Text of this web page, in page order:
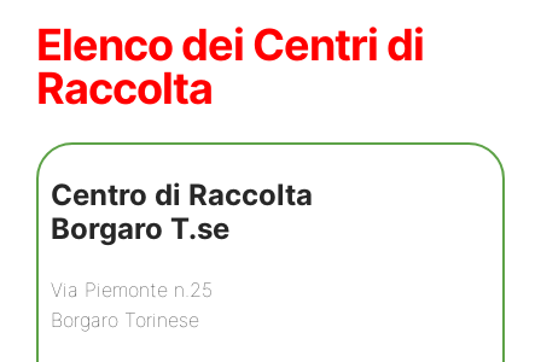
Elenco dei Centri di
Raccolta
Centro di Raccolta
Borgaro T.se
Via Piemonte n.25
Borgaro Torinese